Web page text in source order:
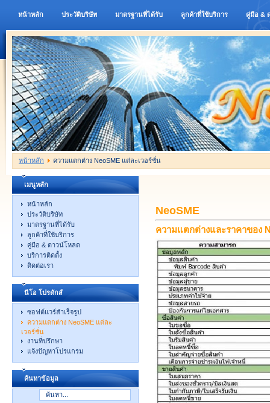
หน้าหลัก ประวัติบริษัท มาตรฐานที่ได้รับ ลูกค้าที่ใช้บริการ คู่มือ &
หน้าหลัก ความแตกต่าง NeoSME แต่ละเวอร์ชั่น
เมนูหลัก
หน้าหลัก
ประวัติบริษัท
มาตรฐานที่ได้รับ
ลูกค้าที่ใช้บริการ
คู่มือ & ดาวน์โหลด
บริการติดตั้ง
ติดต่อเรา
นีโอ โปรดักส์
ซอฟต์แวร์สำเร็จรูป
ความแตกต่าง NeoSME แต่ละ
เวอร์ชั่น
งานที่ปรึกษา
แจ้งปัญหาโปรแกรม
ค้นหาข้อมูล
NeoSME
ความแตกต่างและราคาของ